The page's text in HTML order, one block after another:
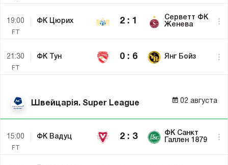
19:00
FT
ФК Цюрих 2 : 1
Серветт ФК
Женева
21:30
FT
ФК Тун 0 : 6 Янг Бойз
Швейцарія. Super League 02 августа
15:00
FT
ФК Вадуц 2 : 3
ФК Санкт
Галлен 1879